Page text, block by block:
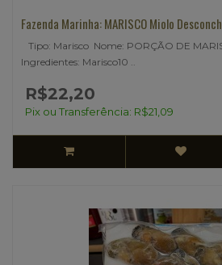
Fazenda Marinha: MARISCO Miolo
Tipo: Marisco Nome: PORÇÃO DE
Ingredientes: Marisco10 ..
R$22,20
Pix ou Transferência: R$21,09